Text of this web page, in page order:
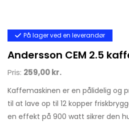
På lager ved en leverandør
Andersson CEM 2.5
Pris: 259,00 kr.
Kaffemaskinen er en pålidelig og
til at lave op til 12 kopper
en effekt på 900 watt sikrer den